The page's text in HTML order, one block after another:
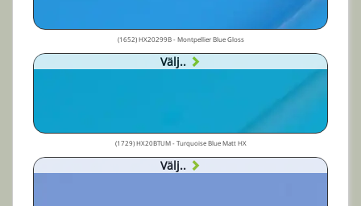
(1652) HX20299B - Montpellier Blue Gloss
Välj..
(1729) HX20BTUM - Turquoise Blue Matt HX
Välj..